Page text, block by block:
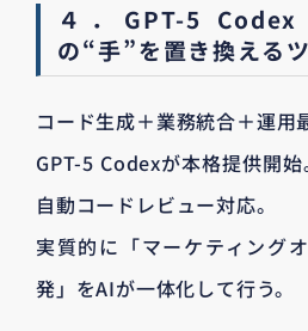
４．GPT-5
の“手”を置き換える
コード生成＋業務統合＋運用
GPT-5 Codexが本格提供開
自動コードレビュー対応。
実質的に「マーケティング
発」をAIが一体化して行う。